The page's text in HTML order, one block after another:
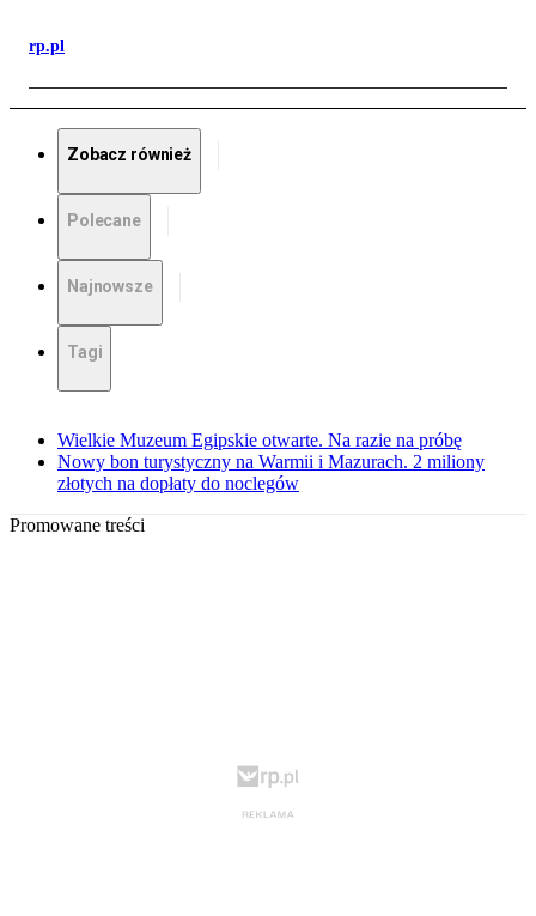
rp.pl
Zobacz również
Polecane
Najnowsze
Tagi
Wielkie Muzeum Egipskie otwarte. Na razie na próbę
Nowy bon turystyczny na Warmii i Mazurach. 2 miliony
złotych na dopłaty do noclegów
Promowane treści